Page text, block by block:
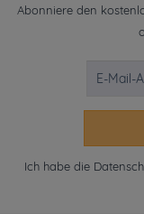
Abonniere den
Ich habe die